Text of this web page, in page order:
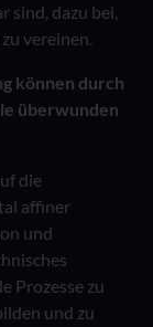
sind, dazu bei,
vereinen.
können durch
überwunden
die
affiner
und
Prozesse zu
und zu